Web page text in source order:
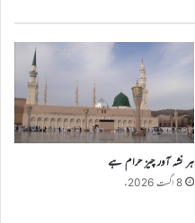
ہر نشہ آور چیز حرام ہے
8 اگست 2026ء